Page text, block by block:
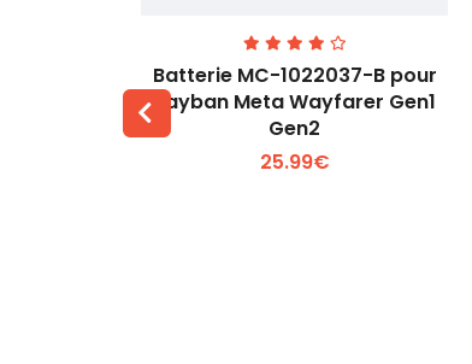
Voir plus +
Batterie MC-1022037-B pour
Rayban Meta Wayfarer Gen1
Gen2
25.99€